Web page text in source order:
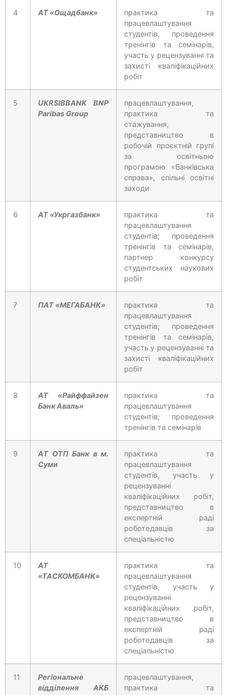
4 АТ «Ощадбанк»
практика та
працевлаштування
студентів, проведення
тренінгів та семінарів,
участь у рецензуванні та
захисті кваліфікаційних
робіт
5
UKRSIBBANK BNP
Paribas Group
працевлаштування,
практика та
стажування,
представництво в
робочій проєктній групі
за освітньою
програмою «Банківська
справа», спільні освітні
заходи
6 АТ «Укргазбанк»
практика та
працевлаштування
студентів; проведення
тренінгів та семінарів,
партнер конкурсу
студентських наукових
робіт
7 ПАТ «МЕГАБАНК»
практика та
працевлаштування
студентів; проведення
тренінгів та семінарів,
участь у рецензуванні та
захисті кваліфікаційних
робіт
8
АТ «Райффайзен
Банк Аваль»
практика та
працевлаштування
студентів; проведення
тренінгів та семінарів
9
АТ ОТП Банк в м.
Суми
практика та
працевлаштування
студентів, участь у
рецензуванні
кваліфікаційних робіт,
представництво в
експертній раді
роботодавців за
спеціальністю
10
АТ
«ТАСКОМБАНК»
практика та
працевлаштування
студентів, участь у
рецензуванні
кваліфікаційних робіт,
представництво в
експертній раді
роботодавців за
спеціальністю
11
Регіональне
відділення АКБ
працевлаштування,
практика та